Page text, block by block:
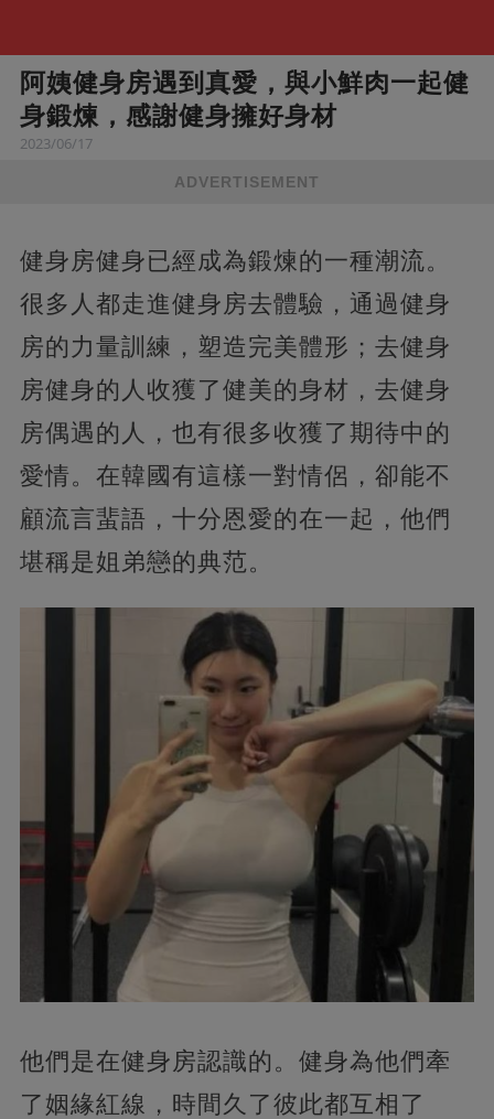
阿姨健身房遇到真愛，與小鮮肉一起健
身鍛煉，感謝健身擁好身材
2023/06/17
ADVERTISEMENT
健身房健身已經成為鍛煉的一種潮流。
很多人都走進健身房去體驗，通過健身
房的力量訓練，塑造完美體形；去健身
房健身的人收獲了健美的身材，去健身
房偶遇的人，也有很多收獲了期待中的
愛情。在韓國有這樣一對情侶，卻能不
顧流言蜚語，十分恩愛的在一起，他們
堪稱是姐弟戀的典范。
他們是在健身房認識的。健身為他們牽
了姻緣紅線，時間久了彼此都互相了